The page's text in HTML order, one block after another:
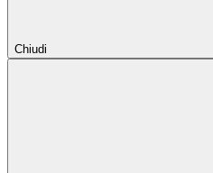
Chiudi